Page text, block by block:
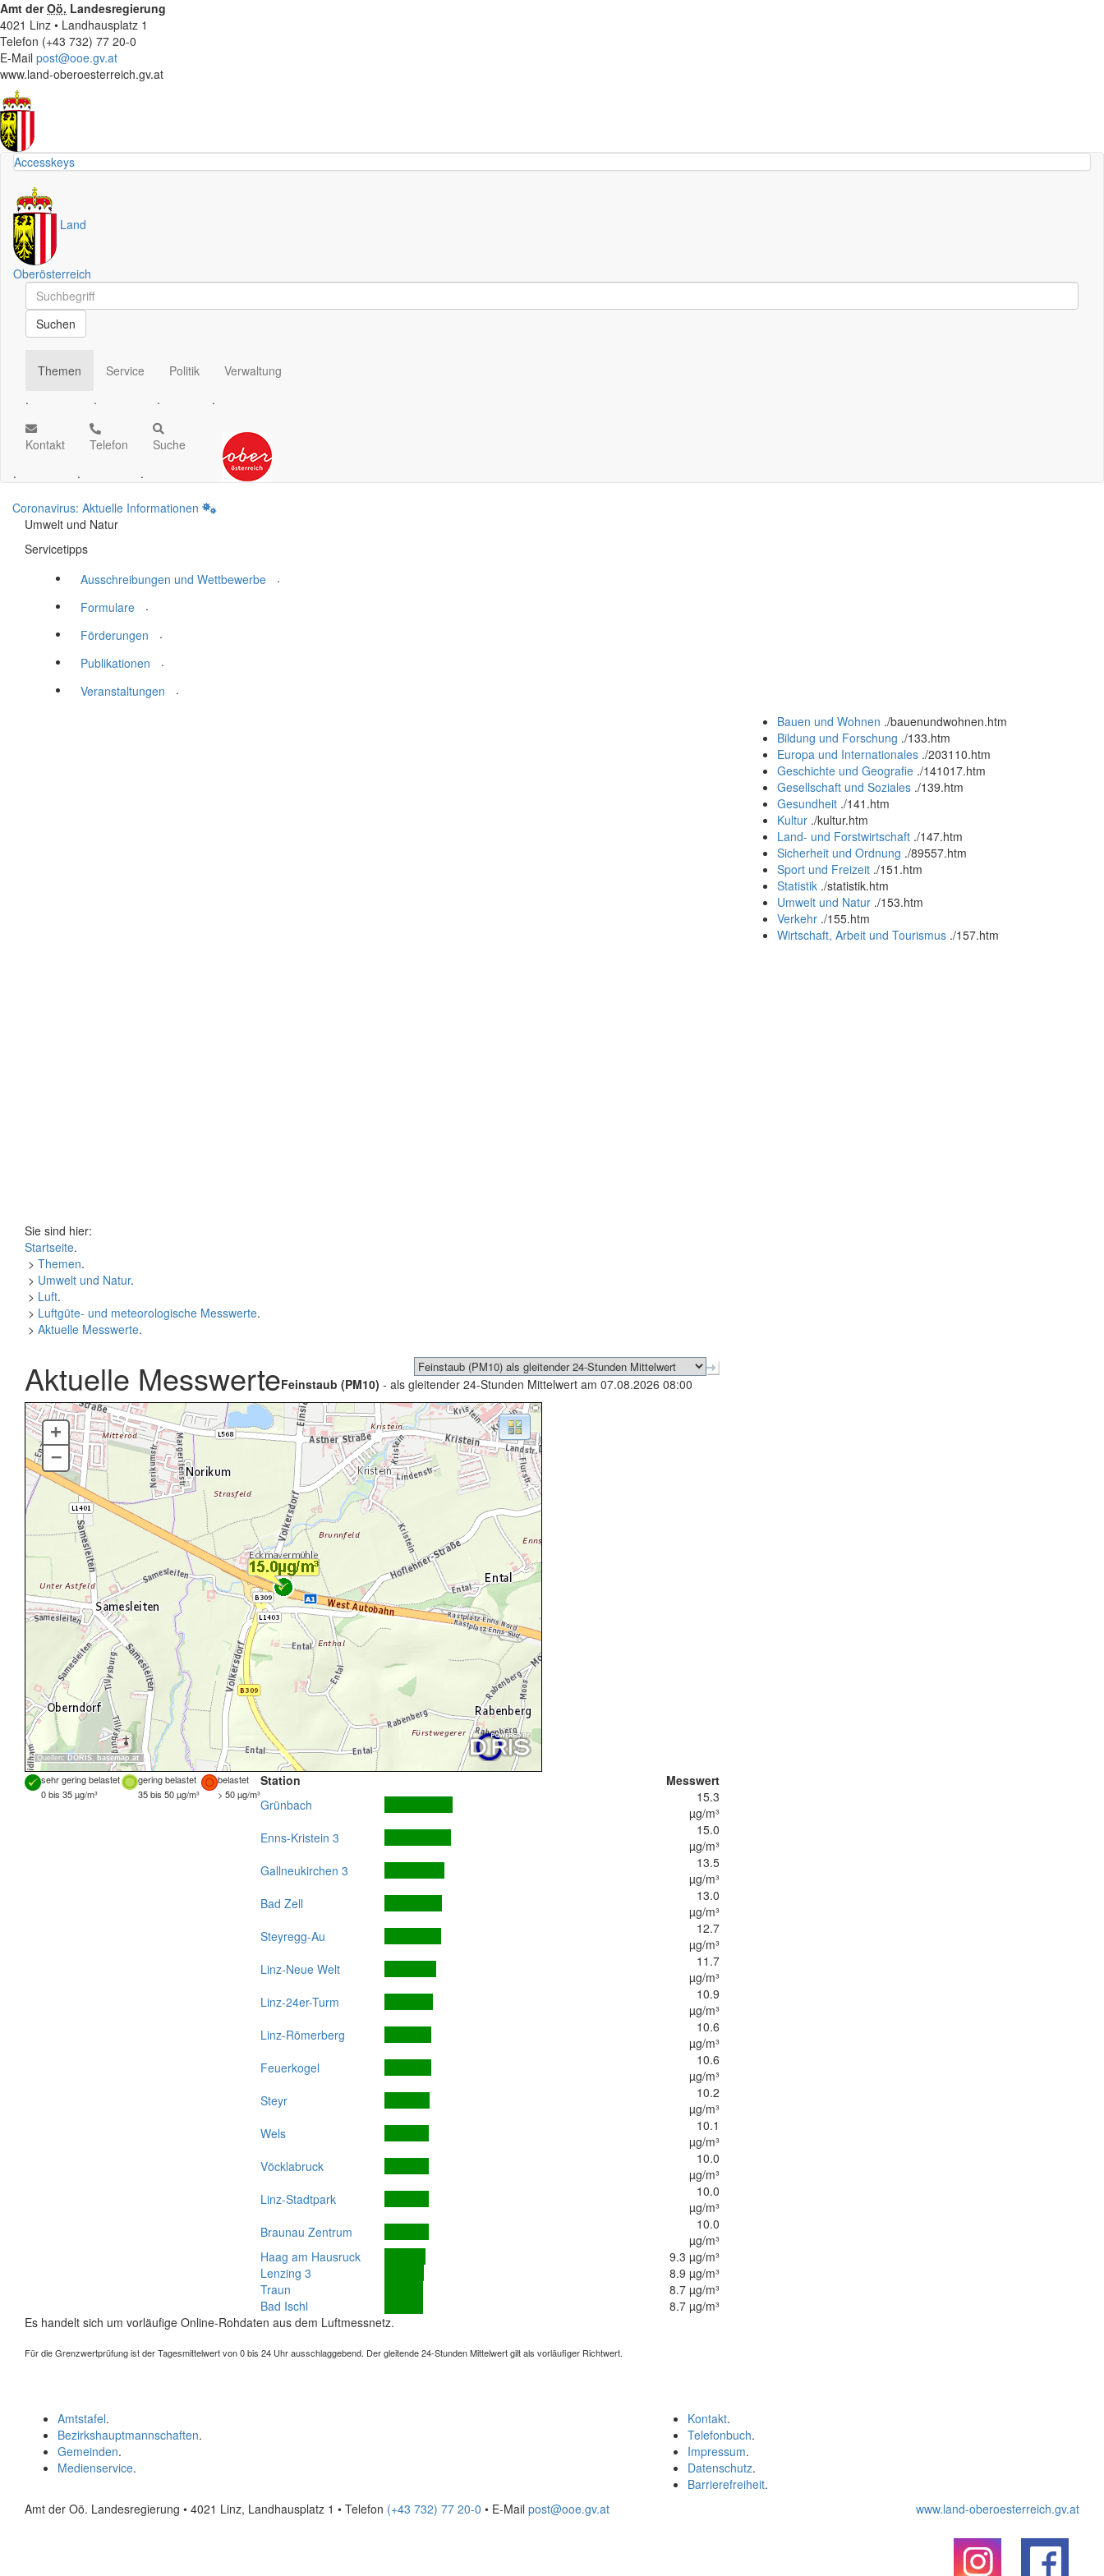
Amt derOö. Landesregierung
4021 Linz • Landhausplatz 1
Telefon (+43 732) 77 20-0
E-Mail post@ooe.gv.at
www.land-oberoesterreich.gv.at
Accesskeys
Land
Oberösterreich
Schnellsuche
Schnellsuche
Suchen
Themen
.
Service
.
Politik
.
Verwaltung
.
Kontakt
.
Telefon
.
Suche
.
Coronavirus: Aktuelle Informationen
Umwelt und Natur
Servicetipps
Ausschreibungen und Wettbewerbe
.
Formulare
.
Förderungen
.
Publikationen
.
Veranstaltungen
.
Bauen und Wohnen ./bauenundwohnen.htm
Bildung und Forschung ./133.htm
Europa und Internationales ./203110.htm
Geschichte und Geografie ./141017.htm
Gesellschaft und Soziales ./139.htm
Gesundheit ./141.htm
Kultur ./kultur.htm
Land- und Forstwirtschaft ./147.htm
Sicherheit und Ordnung ./89557.htm
Sport und Freizeit ./151.htm
Statistik ./statistik.htm
Umwelt und Natur ./153.htm
Verkehr ./155.htm
Wirtschaft, Arbeit und Tourismus ./157.htm
Sie sind hier:
Startseite.
> Themen.
> Umwelt und Natur.
> Luft.
> Luftgüte- und meteorologische Messwerte.
> Aktuelle Messwerte.
Aktuelle MesswerteFeinstaub (PM10) - als gleitender 24-Stunden Mittelwert am 07.08.2026 08:00
Quellen: DORIS, basemap.at
+
–
sehr gering belastet gering belastet
belastet
0 bis 35 µg/m³
35 bis 50 µg/m³ > 50 µg/m³
Station
Messwert
Grünbach
15.3
µg/m³
Enns-Kristein 3
15.0
µg/m³
Gallneukirchen 3
13.5
µg/m³
Bad Zell
13.0
µg/m³
Steyregg-Au
12.7
µg/m³
Linz-Neue Welt
11.7
µg/m³
Linz-24er-Turm
10.9
µg/m³
Linz-Römerberg
10.6
µg/m³
Feuerkogel
10.6
µg/m³
Steyr
10.2
µg/m³
Wels
10.1
µg/m³
Vöcklabruck
10.0
µg/m³
Linz-Stadtpark
10.0
µg/m³
Braunau Zentrum
10.0
µg/m³
Haag am Hausruck
9.3 µg/m³
Lenzing 3
8.9 µg/m³
Traun
8.7 µg/m³
Bad Ischl
8.7 µg/m³
Es handelt sich um vorläufige Online-Rohdaten aus dem Luftmessnetz.
Für die Grenzwertprüfung ist der Tagesmittelwert von 0 bis 24 Uhr ausschlaggebend. Der gleitende 24-Stunden Mittelwert gilt als vorläufiger Richtwert.
Kontakt.
Telefonbuch.
Impressum.
Datenschutz.
Barrierefreiheit.
Amtstafel.
Bezirkshauptmannschaften.
Gemeinden.
Medienservice.
Amt der Oö. Landesregierung • 4021 Linz, Landhausplatz 1 • Telefon (+43 732) 77 20-0 • E-Mail post@ooe.gv.at www.land-oberoesterreich.gv.at